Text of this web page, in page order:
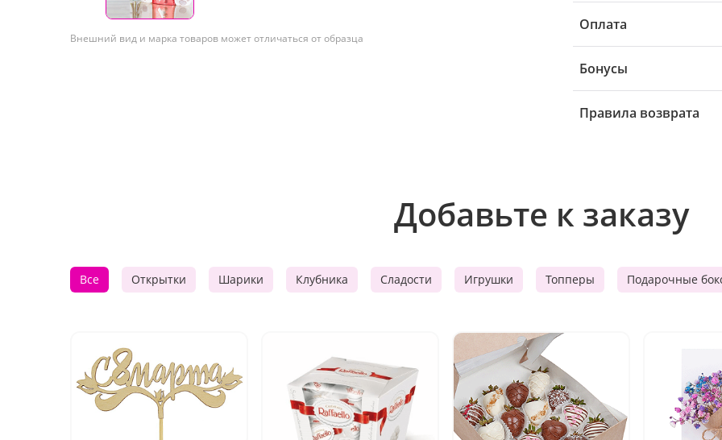
Внешний вид и марка товаров может отличаться от образца
Оплата
Бонусы
Правила возврата
Добавьте к заказу
Все Открытки Шарики Клубника Сладости Игрушки Топперы Подарочные